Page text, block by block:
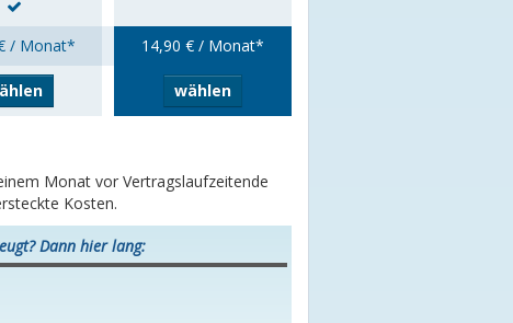
/ Monat*
14,90 € / Monat*
wählen
Monat vor Vertragslaufzeitende
Kosten.
Dann hier lang: